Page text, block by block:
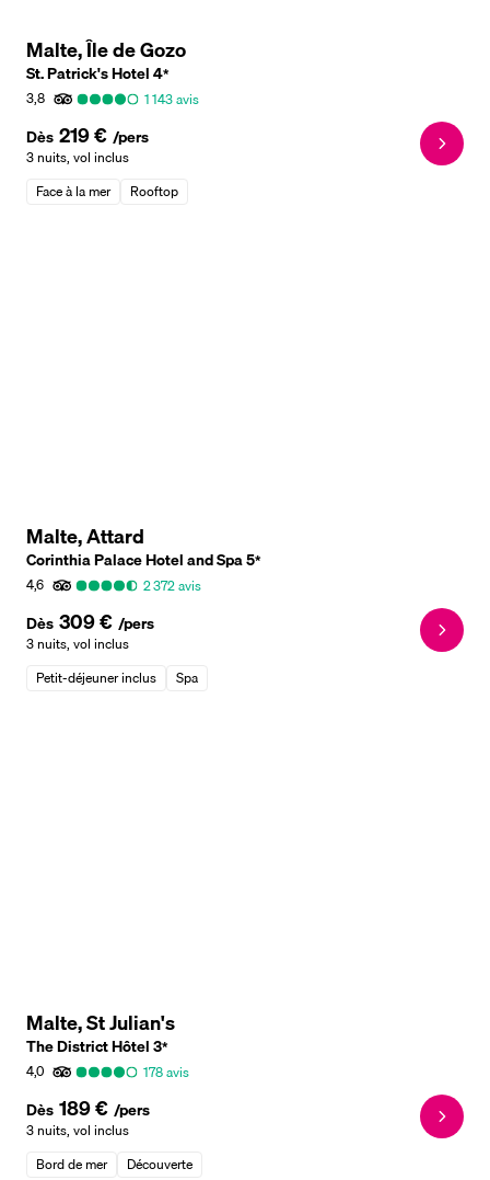
Malte, Île de Gozo
St. Patrick's Hotel4*
3,8
1 143avis
Dès 219 € /pers
3 nuits, vol inclus
Face à la mer
Rooftop
Malte, Attard
Corinthia Palace Hotel and Spa5*
4,6
2 372avis
Dès 309 € /pers
3 nuits, vol inclus
Petit-déjeuner inclus
Spa
Malte, St Julian's
The District Hôtel3*
4,0
178avis
Dès 189 € /pers
3 nuits, vol inclus
Bord de mer
Découverte